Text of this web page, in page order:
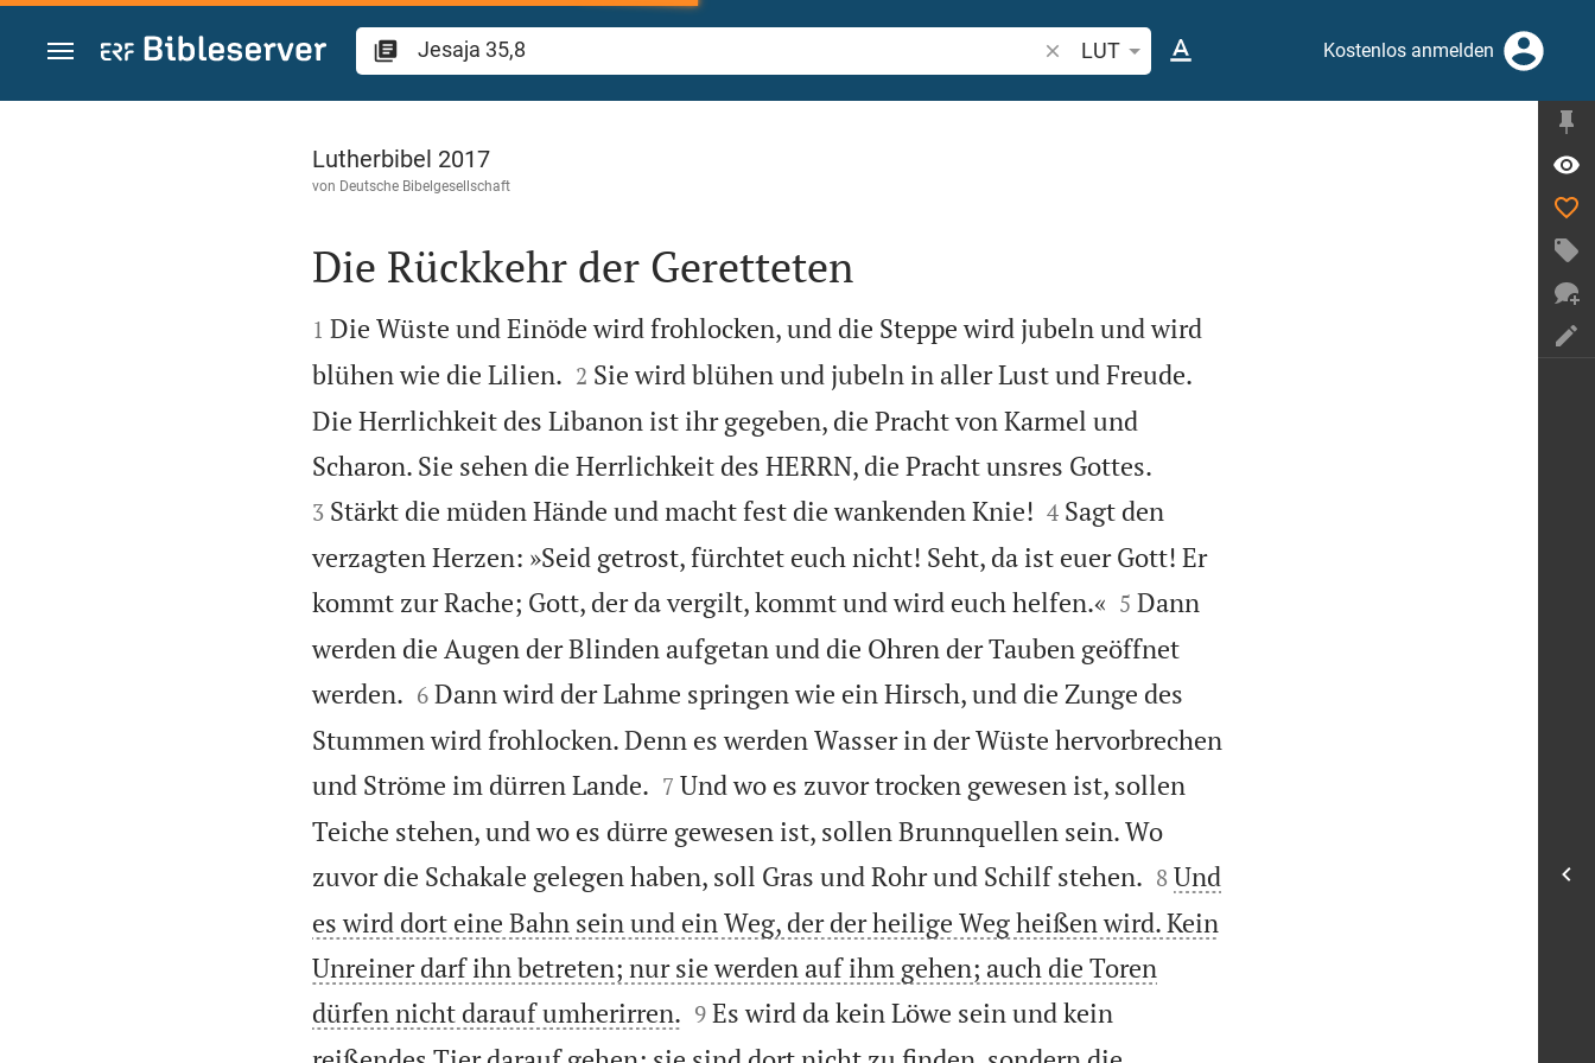
Zum Inhalt springen
Bibelstelle oder Begriff suchen
LUT Kostenlos anmelden
Jesaja 35
Lutherbibel 2017
von Deutsche Bibelgesellschaft

Die Rückkehr der Geretteten

1 Die Wüste und Einöde wird frohlocken, und die Steppe wird jubeln und wird
blühen wie die Lilien.
2 Sie wird blühen und jubeln in aller Lust und Freude.
Die Herrlichkeit des Libanon ist ihr gegeben, die Pracht von Karmel und
Scharon. Sie sehen die Herrlichkeit des HERRN, die Pracht unsres Gottes.
3 Stärkt die müden Hände und macht fest die wankenden Knie!
4 Sagt den
verzagten Herzen: »Seid getrost, fürchtet euch nicht! Seht, da ist euer Gott! Er
kommt zur Rache; Gott, der da vergilt, kommt und wird euch helfen.«
5 Dann
werden die Augen der Blinden aufgetan und die Ohren der Tauben geöffnet
werden.
6 Dann wird der Lahme springen wie ein Hirsch, und die Zunge des
Stummen wird frohlocken. Denn es werden Wasser in der Wüste hervorbrechen
und Ströme im dürren Lande.
7 Und wo es zuvor trocken gewesen ist, sollen
Teiche stehen, und wo es dürre gewesen ist, sollen Brunnquellen sein. Wo
zuvor die Schakale gelegen haben, soll Gras und Rohr und Schilf stehen.
8 Und
es wird dort eine Bahn sein und ein Weg, der der heilige Weg heißen wird. Kein
Unreiner darf ihn betreten; nur sie werden auf ihm gehen; auch die Toren
dürfen nicht darauf umherirren.
9 Es wird da kein Löwe sein und kein